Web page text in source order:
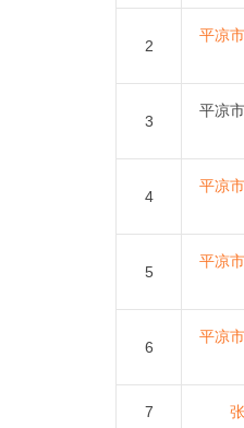
2
平凉
3
平凉
4
平凉
5
平凉
6
平凉
7